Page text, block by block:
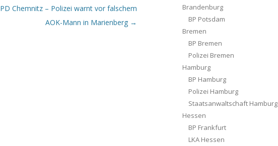
PD Chemnitz – Polizei warnt vor falschem
AOK-Mann in Marienberg →
Brandenburg
BP Potsdam
Bremen
BP Bremen
Polizei Bremen
Hamburg
BP Hamburg
Polizei Hamburg
Staatsanwaltschaft Hamburg
Hessen
BP Frankfurt
LKA Hessen